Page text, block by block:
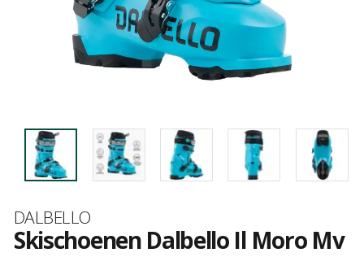
Merk
DALBELLO
Skischoenen Dalbello Il Moro Mv